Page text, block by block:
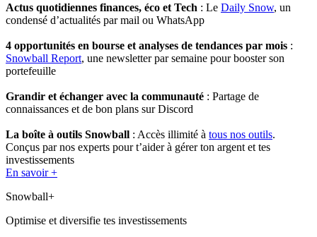
Actus quotidiennes finances, éco et Tech : Le Daily Snow, un
condensé d’actualités par mail ou WhatsApp
4 opportunités en bourse et analyses de tendances par mois :
Snowball Report, une newsletter par semaine pour booster son
portefeuille
Grandir et échanger avec la communauté : Partage de
connaissances et de bon plans sur Discord
La boîte à outils Snowball : Accès illimité à tous nos outils.
Conçus par nos experts pour t’aider à gérer ton argent et tes
investissements
En savoir +
Snowball+
Optimise et diversifie tes investissements